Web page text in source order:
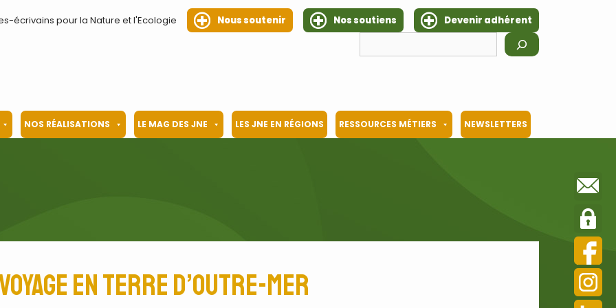
écrivains pour la Nature et l'Ecologie Nous soutenir Nos soutiens
Devenir adhérent
NOS RÉALISATIONS LE MAG DES JNE LES JNE EN RÉGIONS RESSOURCES MÉTIERS NEWSLETTERS
en Terre d’Outre-mer